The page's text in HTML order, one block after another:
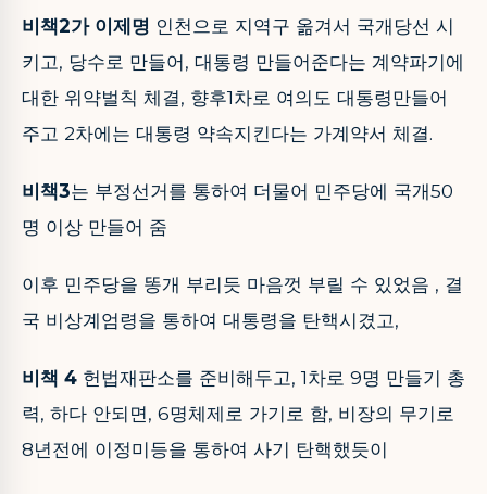
비책2가 이제명 인천으로 지역구 옮겨서 국개당선 시
키고, 당수로 만들어, 대통령 만들어준다는 계약파기에
대한 위약벌칙 체결, 향후1차로 여의도 대통령만들어
주고 2차에는 대통령 약속지킨다는 가계약서 체결.
비책3는 부정선거를 통하여 더물어 민주당에 국개50
명 이상 만들어 줌
이후 민주당을 똥개 부리듯 마음껏 부릴 수 있었음 , 결
국 비상계엄령을 통하여 대통령을 탄핵시겼고,
비책 4 헌법재판소를 준비해두고, 1차로 9명 만들기 총
력, 하다 안되면, 6명체제로 가기로 함, 비장의 무기로
8년전에 이정미등을 통하여 사기 탄핵했듯이